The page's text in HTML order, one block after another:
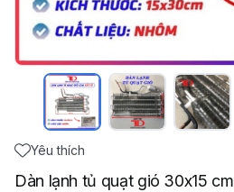
Yêu thích
Dàn lạnh tủ quạt gió 30x15 cm